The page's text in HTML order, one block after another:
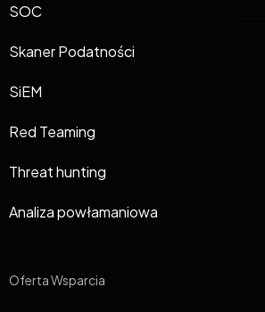
SOC
Skaner Podatności
SiEM
Red Teaming
Threat hunting
Analiza powłamaniowa
Oferta Wsparcia